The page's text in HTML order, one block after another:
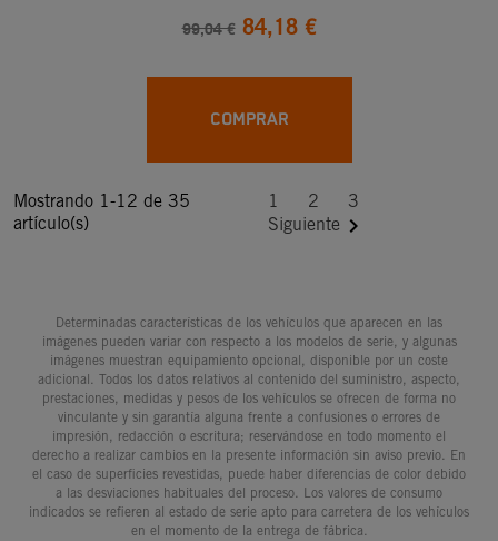
99,04 € 84,18 €
COMPRAR
Mostrando 1-12 de 35
artículo(s)
1 2
3
Siguiente 
Determinadas características de los vehículos que aparecen en las
imágenes pueden variar con respecto a los modelos de serie, y algunas
imágenes muestran equipamiento opcional, disponible por un coste
adicional. Todos los datos relativos al contenido del suministro, aspecto,
prestaciones, medidas y pesos de los vehículos se ofrecen de forma no
vinculante y sin garantía alguna frente a confusiones o errores de
impresión, redacción o escritura; reservándose en todo momento el
derecho a realizar cambios en la presente información sin aviso previo. En
el caso de superficies revestidas, puede haber diferencias de color debido
a las desviaciones habituales del proceso. Los valores de consumo
indicados se refieren al estado de serie apto para carretera de los vehículos
en el momento de la entrega de fábrica.